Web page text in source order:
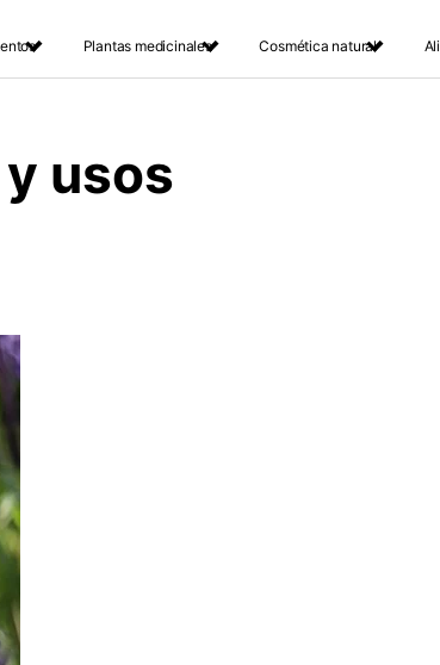
Plantas medicinales Cosmética natural
usos